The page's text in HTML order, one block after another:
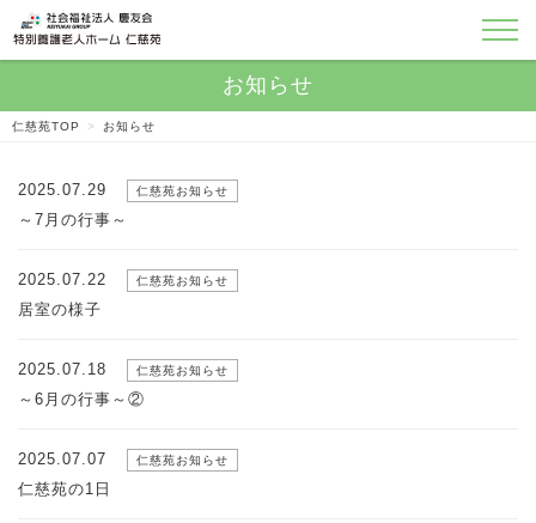
仁慈苑TOP > お知らせ
2025.07.29 仁慈苑お知らせ
～7月の行事～
2025.07.22 仁慈苑お知らせ
居室の様子
2025.07.18 仁慈苑お知らせ
～6月の行事～②
2025.07.07 仁慈苑お知らせ
仁慈苑の1日